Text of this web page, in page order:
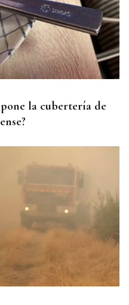
la cubertería de